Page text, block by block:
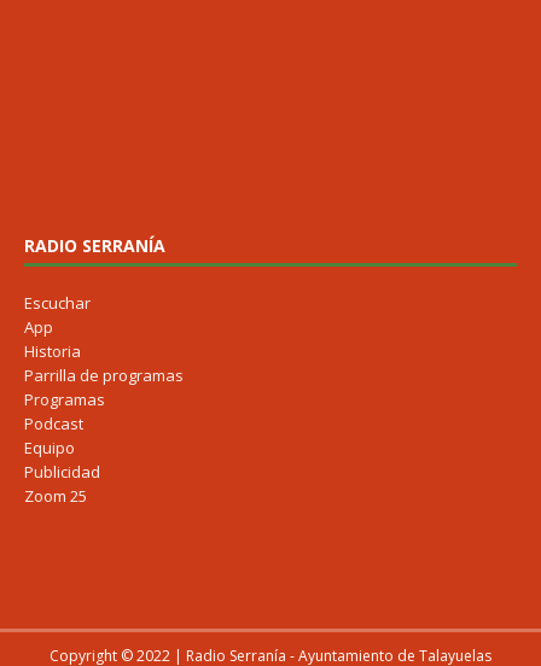
RADIO SERRANÍA
Escuchar
App
Historia
Parrilla de programas
Programas
Podcast
Equipo
Publicidad
Zoom 25
Copyright © 2022 | Radio Serranía - Ayuntamiento de Talayuelas